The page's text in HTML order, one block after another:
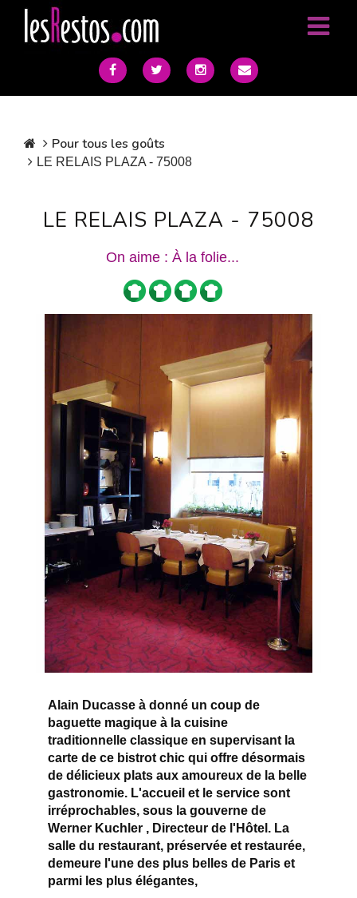
Pour tous les goûts
LE RELAIS PLAZA - 75008
LE RELAIS PLAZA - 75008
On aime : À la folie...
Alain Ducasse à donné un coup de
baguette magique à la cuisine
traditionnelle classique en supervisant la
carte de ce bistrot chic qui offre désormais
de délicieux plats aux amoureux de la belle
gastronomie. L'accueil et le service sont
irréprochables, sous la gouverne de
Werner Kuchler , Directeur de l'Hôtel. La
salle du restaurant, préservée et restaurée,
demeure l'une des plus belles de Paris et
parmi les plus élégantes,